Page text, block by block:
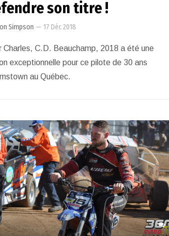
son titre !
Simpson — 17 Déc 2018
Charles, C.D. Beauchamp, 2018 a été une
exceptionnelle pour ce pilote de 30 ans
au Québec.